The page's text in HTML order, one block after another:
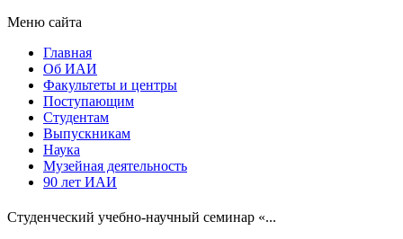
Меню сайта
Главная
Об ИАИ
Факультеты и центры
Поступающим
Студентам
Выпускникам
Наука
Музейная деятельность
90 лет ИАИ
Студенческий учебно-научный семинар «...